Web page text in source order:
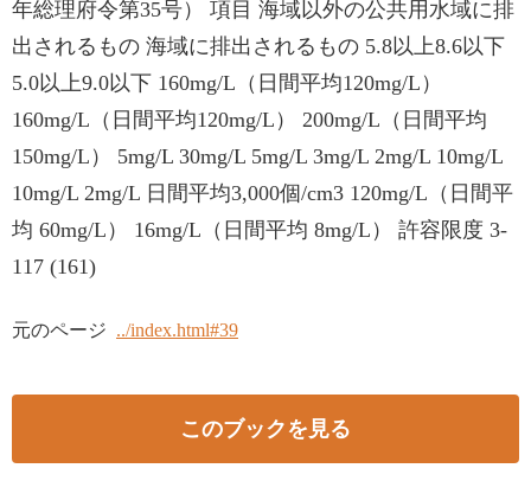
年総理府令第35号） 項目 海域以外の公共用水域に排
出されるもの 海域に排出されるもの 5.8以上8.6以下
5.0以上9.0以下 160mg/L（日間平均120mg/L）
160mg/L（日間平均120mg/L） 200mg/L（日間平均
150mg/L） 5mg/L 30mg/L 5mg/L 3mg/L 2mg/L 10mg/L
10mg/L 2mg/L 日間平均3,000個/cm3 120mg/L（日間平
均 60mg/L） 16mg/L（日間平均 8mg/L） 許容限度 3-
117 (161)
元のページ ../index.html#39
このブックを見る